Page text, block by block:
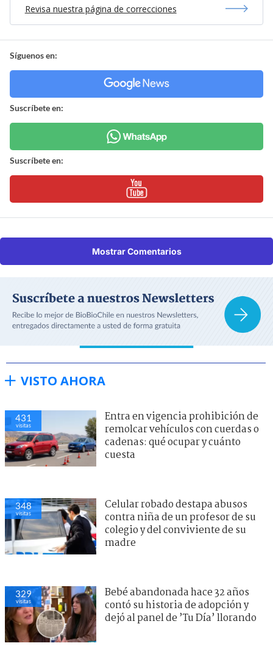
Revisa nuestra página de correcciones
Síguenos en:
Suscríbete en:
Suscríbete en:
Mostrar Comentarios
VISTO AHORA
431
visitas
Entra en vigencia prohibición de
remolcar vehículos con cuerdas o
cadenas: qué ocupar y cuánto
cuesta
348
visitas
Celular robado destapa abusos
contra niña de un profesor de su
colegio y del conviviente de su
madre
329
visitas
Bebé abandonada hace 32 años
contó su historia de adopción y
dejó al panel de ’Tu Día’ llorando